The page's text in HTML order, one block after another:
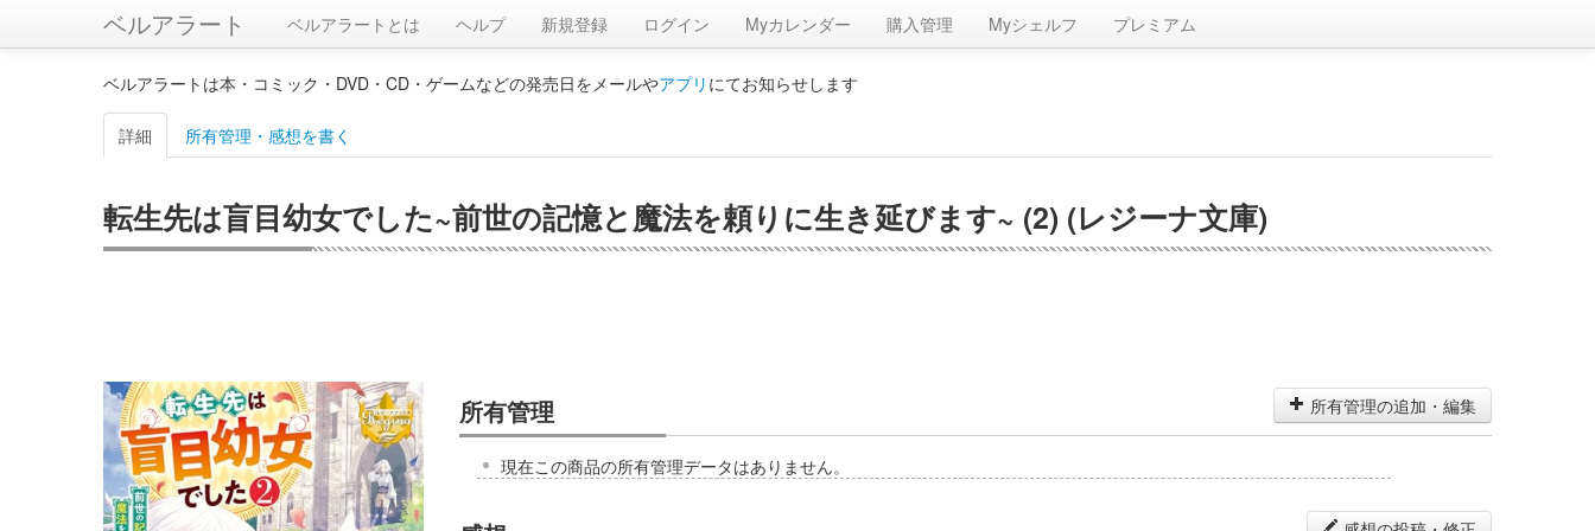
ベルアラート ベルアラートとは ヘルプ 新規登録 ログイン Myカレンダー 購入管理 Myシェルフ プレミアム
ベルアラートは本・コミック・DVD・CD・ゲームなどの発売日をメールやアプリ にてお知らせします
詳細 所有管理・感想を書く
転生先は盲目幼女でした~前世の記憶と魔法を頼りに生き延びます~ (2) (レジーナ文庫)
所有管理 所有管理の追加・編集
現在この商品の所有管理データはありません。